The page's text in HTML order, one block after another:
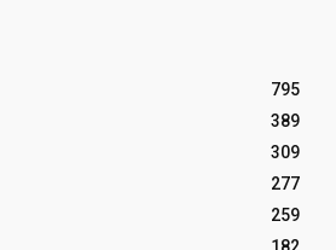
795
389
309
277
259